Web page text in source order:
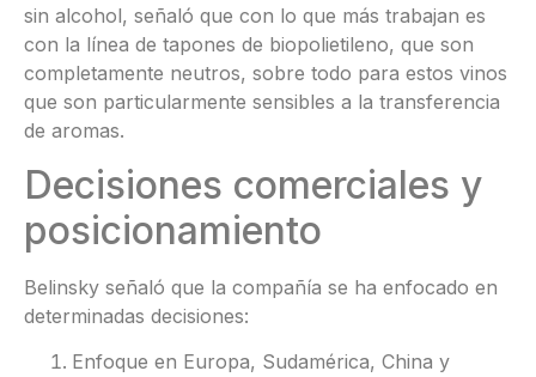
sin alcohol, señaló que con lo que más trabajan es
con la línea de tapones de biopolietileno, que son
completamente neutros, sobre todo para estos vinos
que son particularmente sensibles a la transferencia
de aromas.
Decisiones comerciales y
posicionamiento
Belinsky señaló que la compañía se ha enfocado en
determinadas decisiones:
Enfoque en Europa, Sudamérica, China y